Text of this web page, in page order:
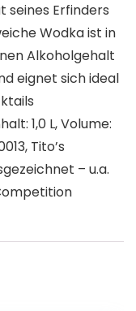
seines Erfinders
Wodka ist in
Alkoholgehalt
eignet sich ideal
1,0 L, Volume:
Tito’s
– u.a.